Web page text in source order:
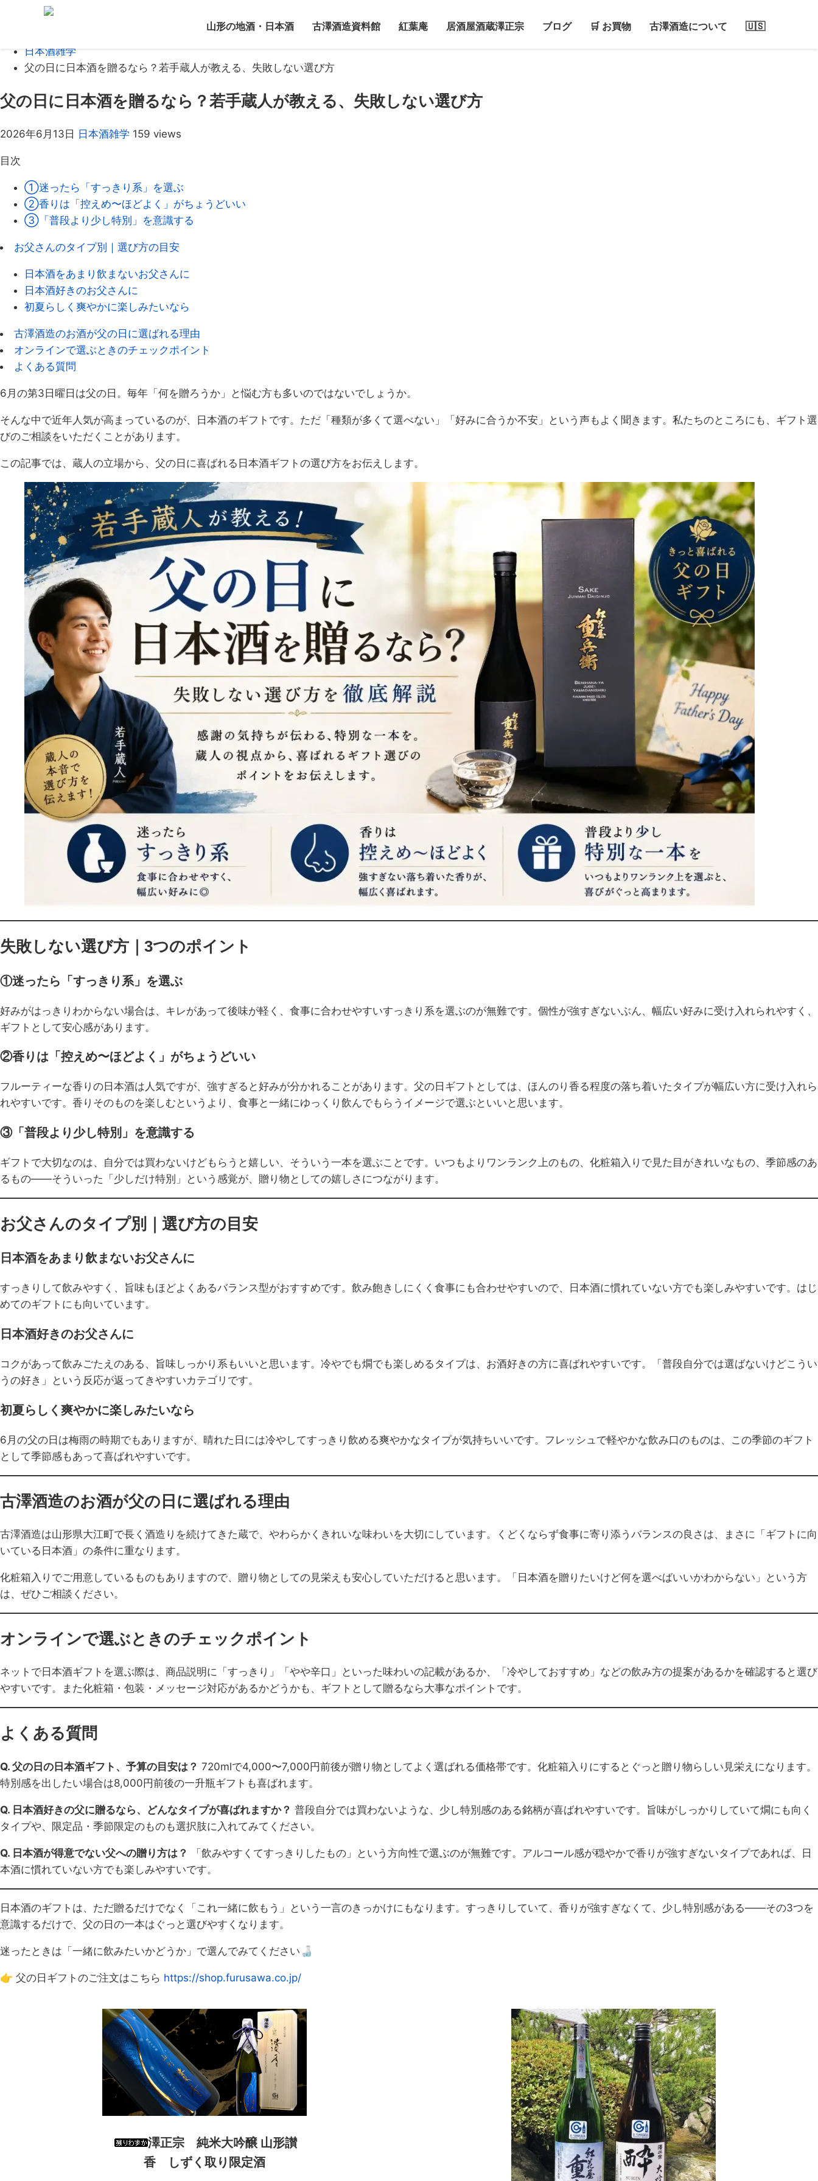
山形の地酒・日本酒 古澤酒造資料館 紅葉庵 居酒屋酒蔵澤正宗 ブログ 🛒 お買物 古澤酒造について 🇺🇸
Home
日本酒雑学
父の日に日本酒を贈るなら？若手蔵人が教える、失敗しない選び方
父の日に日本酒を贈るなら？若手蔵人が教える、失敗しない選び方
2026年6月13日 日本酒雑学 159 views
目次
①迷ったら「すっきり系」を選ぶ
②香りは「控えめ〜ほどよく」がちょうどいい
③「普段より少し特別」を意識する
お父さんのタイプ別｜選び方の目安
日本酒をあまり飲まないお父さんに
日本酒好きのお父さんに
初夏らしく爽やかに楽しみたいなら
古澤酒造のお酒が父の日に選ばれる理由
オンラインで選ぶときのチェックポイント
よくある質問
6月の第3日曜日は父の日。毎年「何を贈ろうか」と悩む方も多いのではないでしょうか。
そんな中で近年人気が高まっているのが、日本酒のギフトです。ただ「種類が多くて選べない」「好みに合うか不安」という声もよく聞きます。私たちのところにも、ギフト選
びのご相談をいただくことがあります。
この記事では、蔵人の立場から、父の日に喜ばれる日本酒ギフトの選び方をお伝えします。
失敗しない選び方｜3つのポイント
①迷ったら「すっきり系」を選ぶ
好みがはっきりわからない場合は、キレがあって後味が軽く、食事に合わせやすいすっきり系を選ぶのが無難です。個性が強すぎないぶん、幅広い好みに受け入れられやすく、
ギフトとして安心感があります。
②香りは「控えめ〜ほどよく」がちょうどいい
フルーティーな香りの日本酒は人気ですが、強すぎると好みが分かれることがあります。父の日ギフトとしては、ほんのり香る程度の落ち着いたタイプが幅広い方に受け入れら
れやすいです。香りそのものを楽しむというより、食事と一緒にゆっくり飲んでもらうイメージで選ぶといいと思います。
③「普段より少し特別」を意識する
ギフトで大切なのは、自分では買わないけどもらうと嬉しい、そういう一本を選ぶことです。いつもよりワンランク上のもの、化粧箱入りで見た目がきれいなもの、季節感のあ
るもの——そういった「少しだけ特別」という感覚が、贈り物としての嬉しさにつながります。
お父さんのタイプ別｜選び方の目安
日本酒をあまり飲まないお父さんに
すっきりして飲みやすく、旨味もほどよくあるバランス型がおすすめです。飲み飽きしにくく食事にも合わせやすいので、日本酒に慣れていない方でも楽しみやすいです。はじ
めてのギフトにも向いています。
日本酒好きのお父さんに
コクがあって飲みごたえのある、旨味しっかり系もいいと思います。冷やでも燗でも楽しめるタイプは、お酒好きの方に喜ばれやすいです。「普段自分では選ばないけどこうい
うの好き」という反応が返ってきやすいカテゴリです。
初夏らしく爽やかに楽しみたいなら
6月の父の日は梅雨の時期でもありますが、晴れた日には冷やしてすっきり飲める爽やかなタイプが気持ちいいです。フレッシュで軽やかな飲み口のものは、この季節のギフト
として季節感もあって喜ばれやすいです。
古澤酒造のお酒が父の日に選ばれる理由
古澤酒造は山形県大江町で長く酒造りを続けてきた蔵で、やわらかくきれいな味わいを大切にしています。くどくならず食事に寄り添うバランスの良さは、まさに「ギフトに向
いている日本酒」の条件に重なります。
化粧箱入りでご用意しているものもありますので、贈り物としての見栄えも安心していただけると思います。「日本酒を贈りたいけど何を選べばいいかわからない」という方
は、ぜひご相談ください。
オンラインで選ぶときのチェックポイント
ネットで日本酒ギフトを選ぶ際は、商品説明に「すっきり」「やや辛口」といった味わいの記載があるか、「冷やしておすすめ」などの飲み方の提案があるかを確認すると選び
やすいです。また化粧箱・包装・メッセージ対応があるかどうかも、ギフトとして贈るなら大事なポイントです。
よくある質問
Q. 父の日の日本酒ギフト、予算の目安は？ 720mlで4,000〜7,000円前後が贈り物としてよく選ばれる価格帯です。化粧箱入りにするとぐっと贈り物らしい見栄えになります。
特別感を出したい場合は8,000円前後の一升瓶ギフトも喜ばれます。
Q. 日本酒好きの父に贈るなら、どんなタイプが喜ばれますか？ 普段自分では買わないような、少し特別感のある銘柄が喜ばれやすいです。旨味がしっかりしていて燗にも向く
タイプや、限定品・季節限定のものも選択肢に入れてみてください。
Q. 日本酒が得意でない父への贈り方は？
「飲みやすくてすっきりしたもの」という方向性で選ぶのが無難です。アルコール感が穏やかで香りが強すぎないタイプであれば、日
本酒に慣れていない方でも楽しみやすいです。
日本酒のギフトは、ただ贈るだけでなく「これ一緒に飲もう」という一言のきっかけにもなります。すっきりしていて、香りが強すぎなくて、少し特別感がある——その3つを
意識するだけで、父の日の一本はぐっと選びやすくなります。
迷ったときは「一緒に飲みたいかどうか」で選んでみてください🍶
👉 父の日ギフトのご注文はこちら https://shop.furusawa.co.jp/
澤正宗 純米大吟醸 山形讃
香 しずく取り限定酒